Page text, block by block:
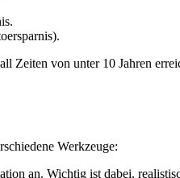
Zeiten von unter 10 Jahren
Werkzeuge:
an. Wichtig ist dabei,